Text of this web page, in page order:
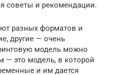
советы и рекомендации.
разных форматов и
другие — очень
модель можно
— это модель, в которой
и им дается